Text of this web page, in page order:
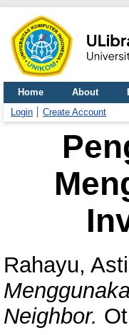
Home About
Login
Create Account
Rahayu,
Neighbor.